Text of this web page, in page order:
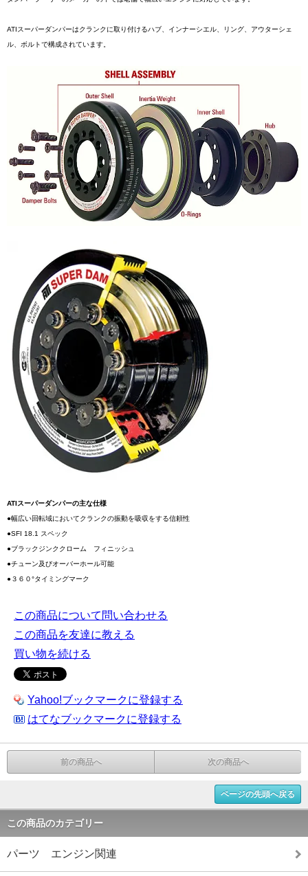
ATIスーパーダンパーはクランクに取り付けるハブ、インナーシエル、リング、アウターシェ
ル、ボルトで構成されています。
ATIスーパーダンパーの主な仕様
●幅広い回転域においてクランクの振動を吸収をする信頼性
●SFI 18.1 スペック
●ブラックジンククローム フィニッシュ
●チューン及びオーバーホール可能
●３６０°タイミングマーク
この商品について問い合わせる
この商品を友達に教える
買い物を続ける
Yahoo!ブックマークに登録する
はてなブックマークに登録する
前の商品へ 次の商品へ
ページの先頭へ戻る
この商品のカテゴリー
パーツ エンジン関連